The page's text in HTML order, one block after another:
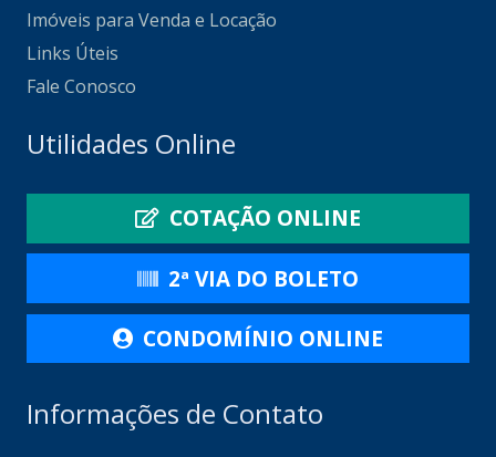
Imóveis para Venda e Locação
Links Úteis
Fale Conosco
Utilidades Online
COTAÇÃO ONLINE
2ª VIA DO BOLETO
CONDOMÍNIO ONLINE
Informações de Contato